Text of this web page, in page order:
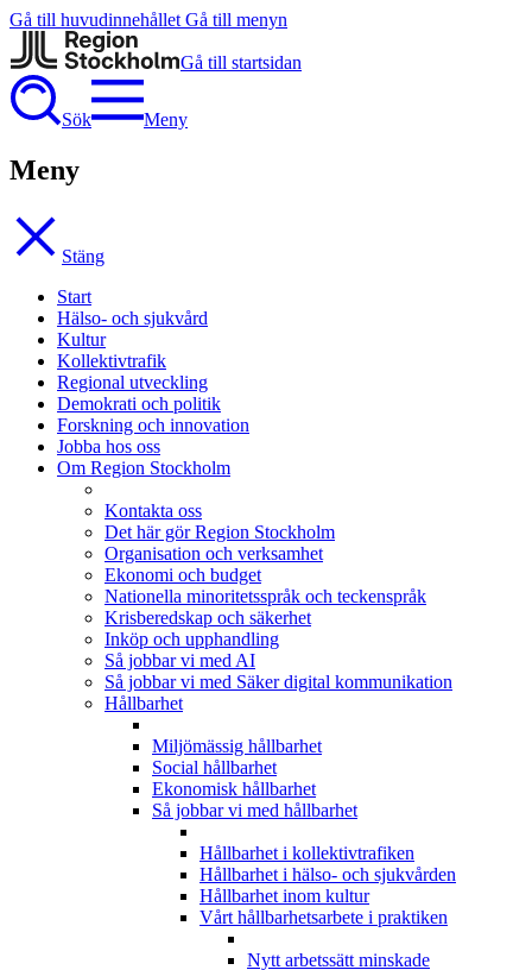
Gå till huvudinnehållet Gå till menyn
Gå till startsidan
Sök Meny
Meny
Stäng
Start
Hälso- och sjukvård
Kultur
Kollektivtrafik
Regional utveckling
Demokrati och politik
Forskning och innovation
Jobba hos oss
Om Region Stockholm
Kontakta oss
Det här gör Region Stockholm
Organisation och verksamhet
Ekonomi och budget
Nationella minoritetsspråk och teckenspråk
Krisberedskap och säkerhet
Inköp och upphandling
Så jobbar vi med AI
Så jobbar vi med Säker digital kommunikation
Hållbarhet
Miljömässig hållbarhet
Social hållbarhet
Ekonomisk hållbarhet
Så jobbar vi med hållbarhet
Hållbarhet i kollektivtrafiken
Hållbarhet i hälso- och sjukvården
Hållbarhet inom kultur
Vårt hållbarhetsarbete i praktiken
Nytt arbetssätt minskade